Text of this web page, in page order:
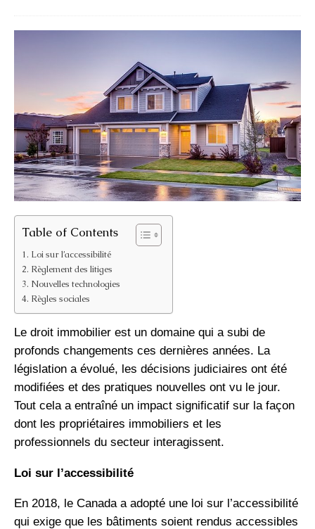
Table of Contents
Loi sur l’accessibilité
Règlement des litiges
Nouvelles technologies
Règles sociales
Le droit immobilier est un domaine qui a subi de
profonds changements ces dernières années. La
législation a évolué, les décisions judiciaires ont été
modifiées et des pratiques nouvelles ont vu le jour.
Tout cela a entraîné un impact significatif sur la façon
dont les propriétaires immobiliers et les
professionnels du secteur interagissent.
Loi sur l’accessibilité
En 2018, le Canada a adopté une loi sur l’accessibilité
qui exige que les bâtiments soient rendus accessibles